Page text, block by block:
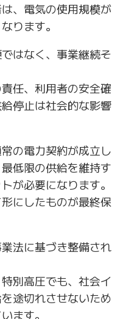
、電気の使用規模が
ります。
はなく、事業継続そ
任、利用者の安全確
停止は社会的な影響
の電力契約が成立し
低限の供給を維持す
が必要になります。
にしたものが最終保
法に基づき整備され
別高圧でも、社会イ
途切れさせないため
ます。